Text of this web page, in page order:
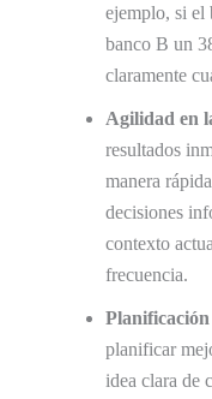
ejemplo, si el
banco B un
claramente
Agilidad en
resultados
manera
decisiones
contexto
frecuencia.
planificar
idea clara de